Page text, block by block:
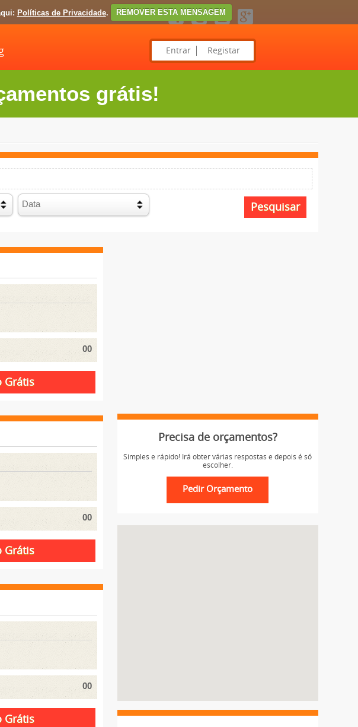
Políticas de Privacidade. REMOVER ESTA MENSAGEM
Entrar Registar
grátis!
00
00
00
Precisa de orçamentos?
Simples e rápido! Irá obter várias respostas e depois é só
escolher.